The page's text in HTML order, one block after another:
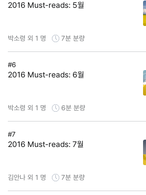
2016 Must-reads: 5월
박소령 외 1 명 7분 분량
#6
2016 Must-reads: 6월
박소령 외 1 명 6분 분량
#7
2016 Must-reads: 7월
김안나 외 1 명 7분 분량